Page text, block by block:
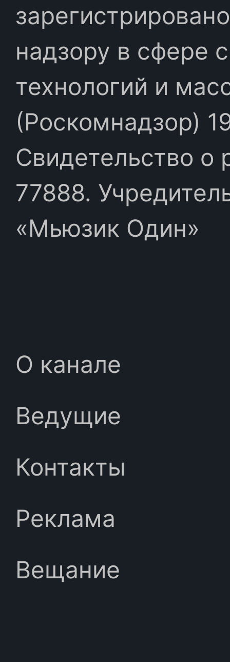
надзору в сфере
технологий и
(Роскомнадзор)
Свидетельство
77888.
«Мьюзик Один»
О канале
Ведущие
Контакты
Реклама
Вещание